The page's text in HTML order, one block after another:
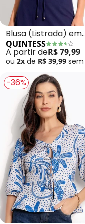
Blusa (Listrada) em
Malha de Viscose
QUINTESS
A partir deR$ 79,99
ou 2x de R$ 39,99 sem
-36%